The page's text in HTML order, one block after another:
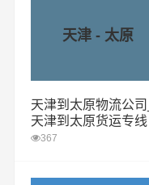
天津 - 太原
天津到太原物流公司_
天津到太原货运专线
367